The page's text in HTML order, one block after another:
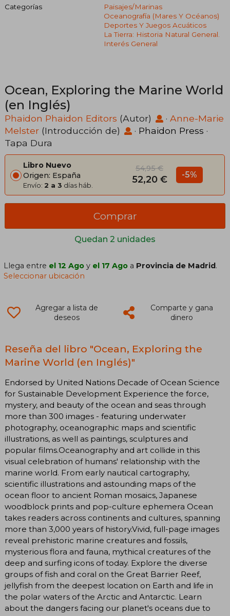
Categorías
Paisajes/marinas
Oceanografía (mares Y Océanos)
Deportes Y Juegos Acuáticos
La Tierra: Historia Natural General.
Interés General
Ocean, Exploring the Marine World
(en Inglés)
Phaidon Phaidon Editors (Autor) · Anne-Marie
Melster (Introducción de) · Phaidon Press ·
Tapa Dura
Libro Nuevo
Origen: España
Envío: 2 a 3 días háb.
54,95 €
52,20 € -5%
Quedan 2 unidades
Comprar
Llega entre el 12 Ago y el 17 Ago a Provincia de Madrid.
Seleccionar ubicación
Agregar a lista de
deseos
Comparte y gana
dinero
Reseña del libro "Ocean, Exploring the
Marine World (en Inglés)"
Endorsed by United Nations Decade of Ocean Science
for Sustainable Development Experience the force,
mystery, and beauty of the ocean and seas through
more than 300 images - featuring underwater
photography, oceanographic maps and scientific
illustrations, as well as paintings, sculptures and
popular films.Oceanography and art collide in this
visual celebration of humans' relationship with the
marine world. From early nautical cartography,
scientific illustrations and astounding maps of the
ocean floor to ancient Roman mosaics, Japanese
woodblock prints and pop-culture ephemera Ocean
takes readers across continents and cultures, spanning
more than 3,000 years of history.Vivid, full-page images
reveal prehistoric marine creatures and fossils,
mysterious flora and fauna, mythical creatures of the
deep and surfing icons of today. Explore the diverse
groups of fish and coral on the Great Barrier Reef,
jellyfish from the deepest location on Earth and life in
the polar waters of the Arctic and Antarctic. Learn
about the dangers facing our planet's oceans due to